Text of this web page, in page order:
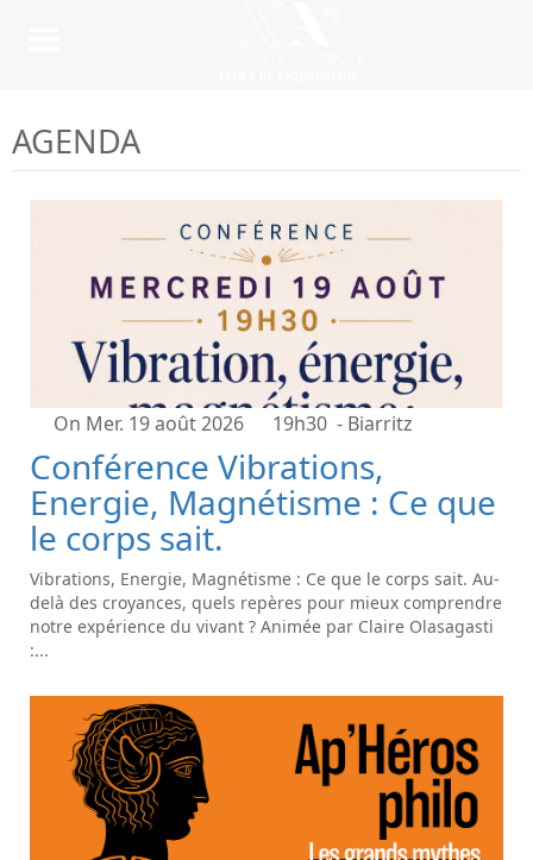
AGENDA
On Mer. 19 août 2026 19h30 - Biarritz
Conférence Vibrations,
Energie, Magnétisme : Ce que
le corps sait.
Vibrations, Energie, Magnétisme : Ce que le corps sait. Au-
delà des croyances, quels repères pour mieux comprendre
notre expérience du vivant ? Animée par Claire Olasagasti
:...